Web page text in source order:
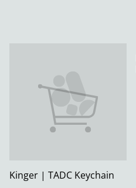
Kinger | TADC Keychain